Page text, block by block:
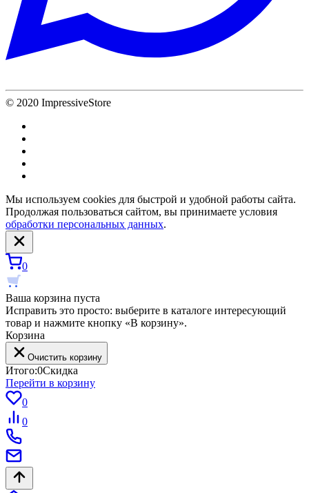
© 2020 ImpressiveStore
Мы используем cookies для быстрой и удобной работы сайта.
Продолжая пользоваться сайтом, вы принимаете условия
обработки персональных данных.
0
Ваша корзина пуста
Исправить это просто: выберите в каталоге интересующий
товар и нажмите кнопку «В корзину».
Корзина
Очистить корзину
Итого:0Скидка
Перейти в корзину
0
0